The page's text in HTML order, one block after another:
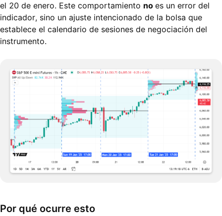
el 20 de enero. Este comportamiento no es un error del
indicador, sino un ajuste intencionado de la bolsa que
establece el calendario de sesiones de negociación del
instrumento.
Por qué ocurre esto